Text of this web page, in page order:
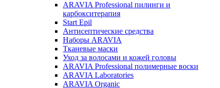
ARAVIA Professional пилинги и
карбокситерапия
Start Epil
Антисептические средства
Наборы ARAVIA
Тканевые маски
Уход за волосами и кожей головы
ARAVIA Professional полимерные воски
ARAVIA Laboratories
ARAVIA Organic